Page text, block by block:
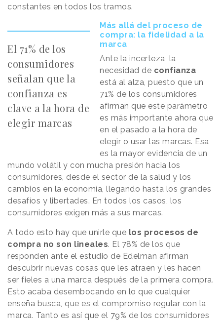
constantes en todos los tramos.
El 71% de los
consumidores
señalan que la
confianza es
clave a la hora de
elegir marcas
Más allá del proceso de
compra: la fidelidad a la
marca
Ante la incerteza, la
necesidad de confianza
está al alza, puesto que un
71% de los consumidores
afirman que este parámetro
es más importante ahora que
en el pasado a la hora de
elegir o usar las marcas. Esa
es la mayor evidencia de un
mundo volátil y con mucha presión hacia los
consumidores, desde el sector de la salud y los
cambios en la economía, llegando hasta los grandes
desafíos y libertades. En todos los casos, los
consumidores exigen más a sus marcas.
A todo esto hay que unirle que los procesos de
compra no son lineales. El 78% de los que
responden ante el estudio de Edelman afirman
descubrir nuevas cosas que les atraen y les hacen
ser fieles a una marca después de la primera compra.
Esto acaba desembocando en lo que cualquier
enseña busca, que es el compromiso regular con la
marca. Tanto es así que el 79% de los consumidores